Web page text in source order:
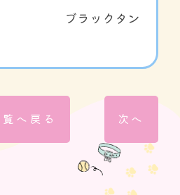
ブラックタン
へ戻る 次へ